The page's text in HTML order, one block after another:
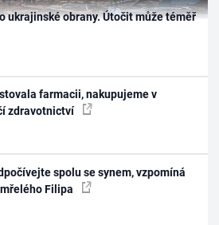
ukrajinské obrany. Útočit může téměř
farmacii, nakupujeme v
zdravotnictví
spolu se synem, vzpomíná
Filipa